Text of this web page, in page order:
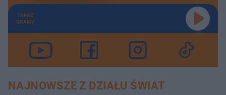
TERAZ
GRAMY
NAJNOWSZE Z DZIAŁU ŚWIAT